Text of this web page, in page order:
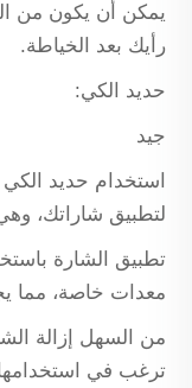
يمكن أن يكون من
رأيك بعد الخياطة.
حديد الكي:
جيد
استخدام حديد
لتطبيق شاراتك،
تطبيق الشارة
معدات خاصة، مما
من السهل إزالة
ترغب في